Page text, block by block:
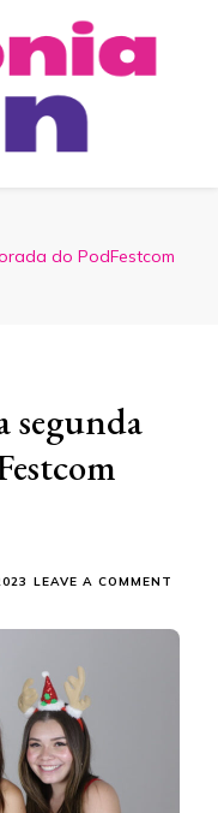
do PodFestcom
segunda
LEAVE A COMMENT